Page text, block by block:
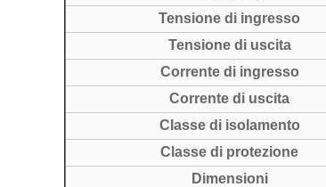
Tensione di ingresso
Tensione di uscita
Corrente di ingresso
Corrente di uscita
Classe di isolamento
Classe di protezione
Dimensioni